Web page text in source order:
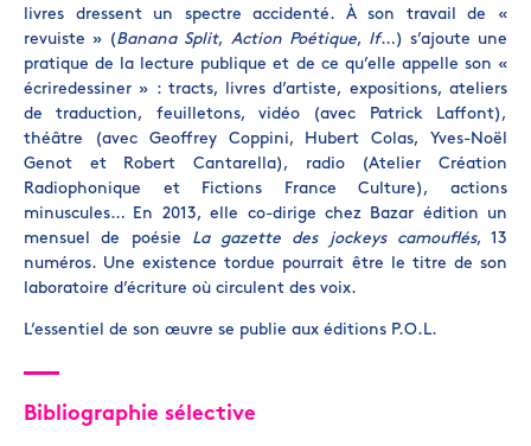
livres dressent un spectre accidenté. À son travail de «
revuiste » (Banana Split, Action Poétique, If…) s’ajoute une
pratique de la lecture publique et de ce qu’elle appelle son «
écriredessiner » : tracts, livres d’artiste, expositions, ateliers
de traduction, feuilletons, vidéo (avec Patrick Laffont),
théâtre (avec Geoffrey Coppini, Hubert Colas, Yves-Noël
Genot et Robert Cantarella), radio (Atelier Création
Radiophonique et Fictions France Culture), actions
minuscules… En 2013, elle co-dirige chez Bazar édition un
mensuel de poésie La gazette des jockeys camouflés, 13
numéros. Une existence tordue pourrait être le titre de son
laboratoire d’écriture où circulent des voix.
L’essentiel de son œuvre se publie aux éditions P.O.L.
Bibliographie sélective